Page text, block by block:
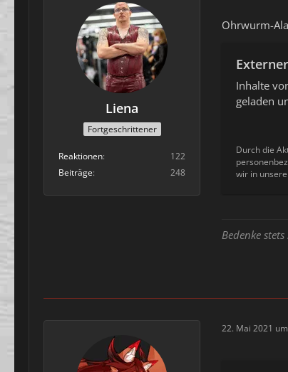
Liena
Fortgeschrittener
Reaktionen
122
Beiträge
248
Ohrwurm-
Inhalte
geladen
Durch die
wir in
Bedenke
22. Mai 2021